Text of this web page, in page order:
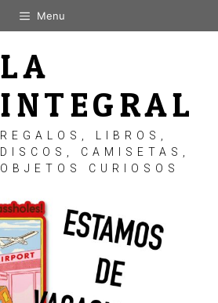
Menu
LA
INTEGRAL
REGALOS, LIBROS,
DISCOS, CAMISETAS,
OBJETOS CURIOSOS